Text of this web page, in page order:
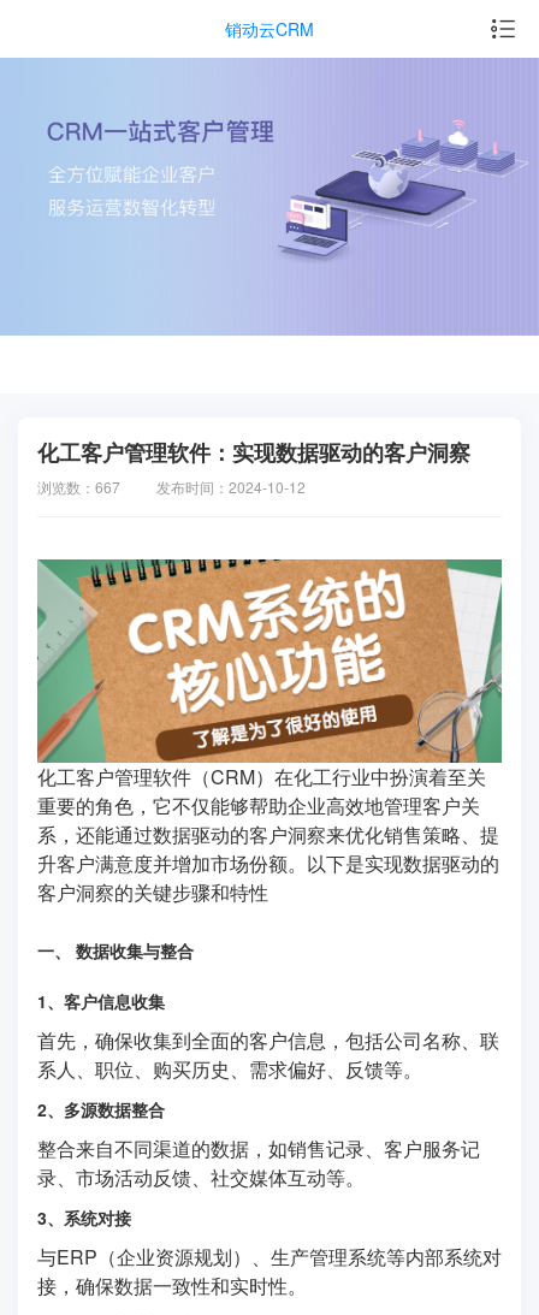
销动云CRM
化工客户管理软件：实现数据驱动的客户洞察
浏览数：667 发布时间：2024-10-12
化工客户管理软件（CRM）在化工行业中扮演着至关
重要的角色，它不仅能够帮助企业高效地管理客户关
系，还能通过数据驱动的客户洞察来优化销售策略、提
升客户满意度并增加市场份额。以下是实现数据驱动的
客户洞察的关键步骤和特性
一、 数据收集与整合
1、客户信息收集
首先，确保收集到全面的客户信息，包括公司名称、联
系人、职位、购买历史、需求偏好、反馈等。
2、多源数据整合
整合来自不同渠道的数据，如销售记录、客户服务记
录、市场活动反馈、社交媒体互动等。
3、系统对接
与ERP（企业资源规划）、生产管理系统等内部系统对
接，确保数据一致性和实时性。